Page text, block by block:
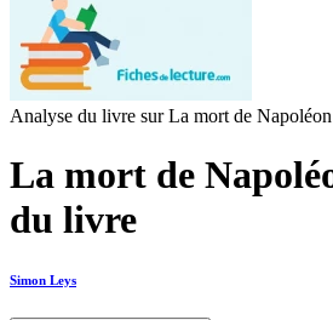
Analyse du livre sur La mort de Napoléon
La mort de
du livre
Simon Leys